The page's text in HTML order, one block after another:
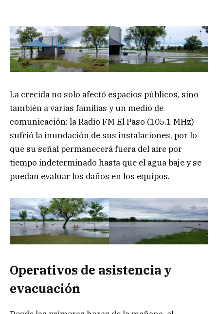
La crecida no solo afectó espacios públicos, sino
también a varias familias y un medio de
comunicación: la Radio FM El Paso (105.1 MHz)
sufrió la inundación de sus instalaciones, por lo
que su señal permanecerá fuera del aire por
tiempo indeterminado hasta que el agua baje y se
puedan evaluar los daños en los equipos.
Operativos de asistencia y
evacuación